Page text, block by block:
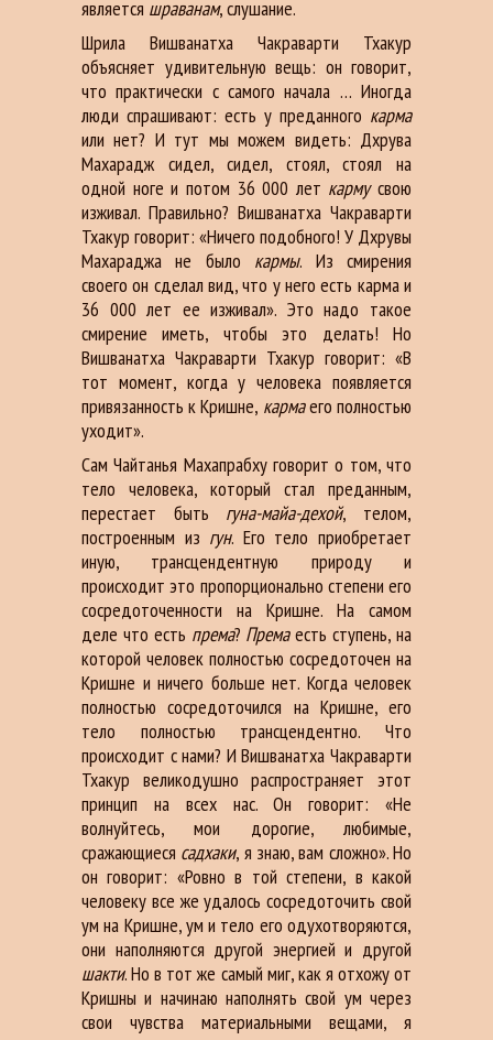
является шраванам, слушание.
Шрила Вишванатха Чакраварти Тхакур
объясняет удивительную вещь: он говорит,
что практически с самого начала … Иногда
люди спрашивают: есть у преданного карма
или нет? И тут мы можем видеть: Дхрува
Махарадж сидел, сидел, стоял, стоял на
одной ноге и потом 36 000 лет кармусвою
изживал. Правильно? Вишванатха Чакраварти
Тхакур говорит: «Ничего подобного! У Дхрувы
Махараджа не было кармы. Из смирения
своего он сделал вид, что у него есть карма и
36 000 лет ее изживал». Это надо такое
смирение иметь, чтобы это делать! Но
Вишванатха Чакраварти Тхакур говорит: «В
тот момент, когда у человека появляется
привязанность к Кришне, кармаего полностью
уходит».
Сам Чайтанья Махапрабху говорит о том, что
тело человека, который стал преданным,
перестает быть гуна-майа-дехой, телом,
построенным из гун. Его тело приобретает
иную, трансцендентную природу и
происходит это пропорционально степени его
сосредоточенности на Кришне. На самом
деле что есть према? Премаесть ступень, на
которой человек полностью сосредоточен на
Кришне и ничего больше нет. Когда человек
полностью сосредоточился на Кришне, его
тело полностью трансцендентно. Что
происходит с нами? И Вишванатха Чакраварти
Тхакур великодушно распространяет этот
принцип на всех нас. Он говорит: «Не
волнуйтесь, мои дорогие, любимые,
сражающиеся садхаки, я знаю, вам сложно». Но
он говорит: «Ровно в той степени, в какой
человеку все же удалось сосредоточить свой
ум на Кришне, ум и тело его одухотворяются,
они наполняются другой энергией и другой
шакти. Но в тот же самый миг, как я отхожу от
Кришны и начинаю наполнять свой ум через
свои чувства материальными вещами, я